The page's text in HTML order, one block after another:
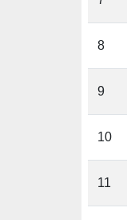
8
9
10
11